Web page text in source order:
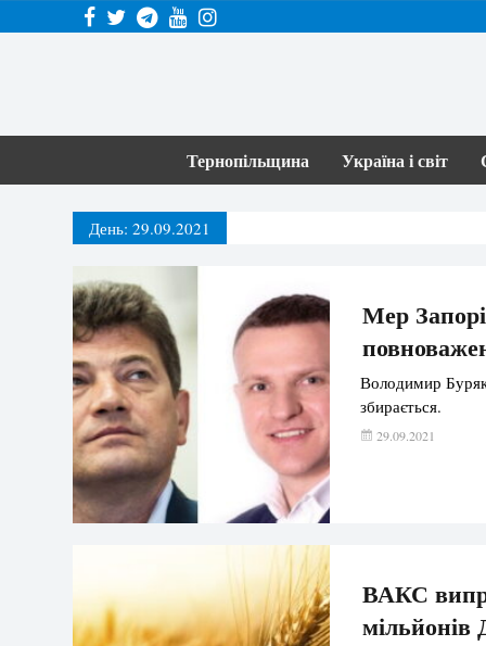
Тернопільщина Україна і світ
День: 29.09.2021
Мер
Володимир Буряк
збирається.
29.09.2021
ВАКС
мільйонів